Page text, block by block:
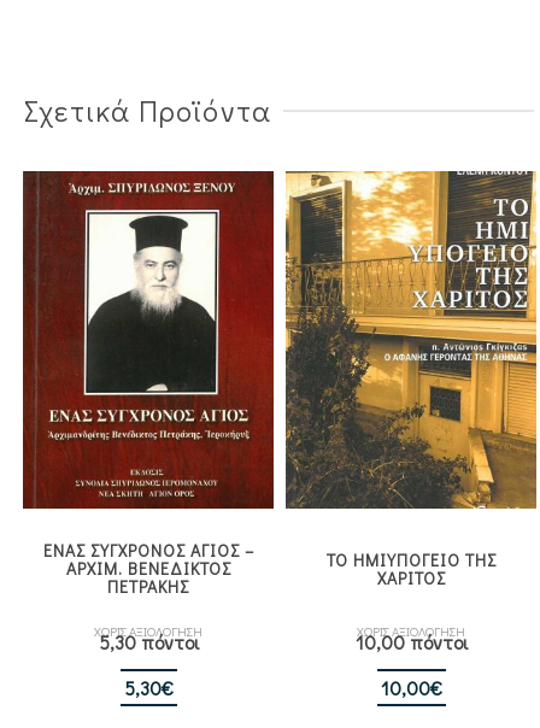
Σχετικά Προϊόντα
ΕΝΑΣ ΣΥΓΧΡΟΝΟΣ ΑΓΙΟΣ –
ΑΡΧΙΜ. ΒΕΝΕΔΙΚΤΟΣ
ΠΕΤΡΑΚΗΣ
ΧΩΡΙΣ ΑΞΙΟΛΟΓΗΣΗ
5,30 πόντοι
5,30€
ΤΟ ΗΜΙΥΠΟΓΕΙΟ ΤΗΣ
ΧΑΡΙΤΟΣ
ΧΩΡΙΣ ΑΞΙΟΛΟΓΗΣΗ
10,00 πόντοι
10,00€